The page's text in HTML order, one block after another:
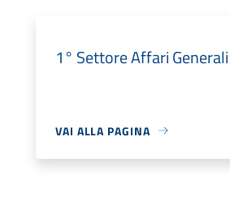
1° Settore Affari Generali
VAI ALLA PAGINA